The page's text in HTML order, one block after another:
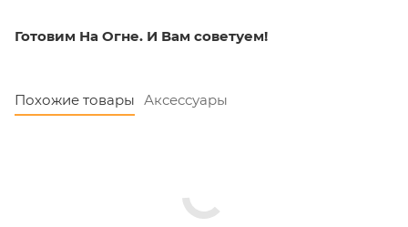
Готовим На Огне. И Вам советуем!
Похожие товары Аксессуары